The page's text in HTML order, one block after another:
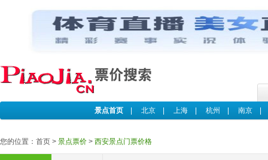
景点首页 北京 上海 杭州 南京
您的位置：首页 > 景点票价 > 西安景点门票价格